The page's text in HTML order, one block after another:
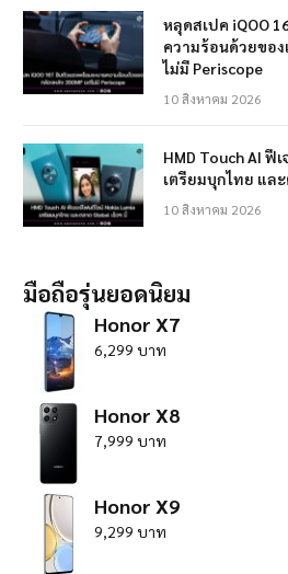
หลุดสเปค iQOO
ความร้อนด้วยของ
ไม่มี Periscope
10 สิงหาคม 2026
HMD Touch AI ฟี
เตรียมบุกไทย แล
10 สิงหาคม 2026
มือถือรุ่นยอดนิยม
Honor X7
6,299 บาท
Honor X8
7,999 บาท
Honor X9
9,299 บาท